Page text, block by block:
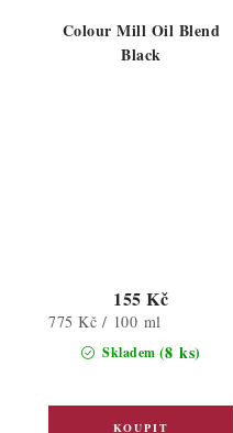
Colour Mill Oil Blend
Black
Skladem (8 ks)
155 Kč
Měrná
775 Kč / 100 ml